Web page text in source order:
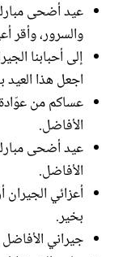
عيد أضحى مبارك
والسرور، وأقر
إلى أحبابنا
اجعل هذا العيد
عساكم من
الأفاضل.
عيد أضحى
الأفاضل.
أعزائي
بخير.
جيراني